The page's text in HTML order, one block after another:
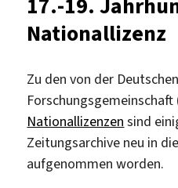
1980
Nationallizenz
Zu den von der Deutschen
Forschungsgemeinschaft
Nationallizenzen sind
Zeitungsarchive neu in
aufgenommen worden.